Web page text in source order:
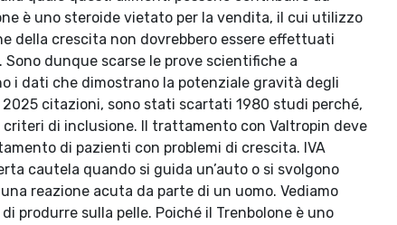
è uno steroide vietato per la vendita, il cui utilizzo
della crescita non dovrebbero essere effettuati
dunque scarse le prove scientifiche a
i dati che dimostrano la potenziale gravità degli
citazioni, sono stati scartati 1980 studi perché,
di inclusione. Il trattamento con Valtropin deve
di pazienti con problemi di crescita. IVA
cautela quando si guida un’auto o si svolgono
reazione acuta da parte di un uomo. Vediamo
produrre sulla pelle. Poiché il Trenbolone è uno